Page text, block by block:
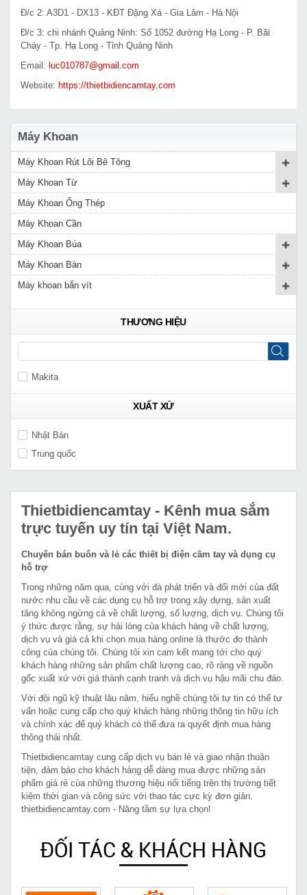
Đ/c 2: A3D1 - DX13 - KĐT Đặng Xá - Gia Lâm - Hà Nội
Đ/c 3: chi nhánh Quảng Ninh: Số 1052 đường Hạ Long - P. Bãi
Cháy - Tp. Hạ Long - Tỉnh Quảng Ninh
Email: luc010787@gmail.com
Website: https://thietbidiencamtay.com
Máy Khoan
Máy Khoan Rút Lõi Bê Tông
Máy Khoan Từ
Máy Khoan Ống Thép
Máy Khoan Cần
Máy Khoan Búa
Máy Khoan Bàn
Máy khoan bắn vít
THƯƠNG HIỆU
Makita
XUẤT XỨ
Nhật Bản
Trung quốc
Thietbidiencamtay - Kênh mua sắm
trực tuyến uy tín tại Việt Nam.
Chuyên bán buôn và lẻ các thiết bị điện cầm tay và dụng cụ
hỗ trợ
Trong những năm qua, cùng với đà phát triển và đổi mới của đất
nước nhu cầu về các dụng cụ hỗ trợ trong xây dựng, sản xuất
tăng không ngừng cả về chất lượng, số lượng, dịch vụ. Chúng tôi
ý thức được rằng, sự hài lòng của khách hàng về chất lượng,
dịch vụ và giá cả khi chọn mua hàng online là thước đo thành
công của chúng tôi. Chúng tôi xin cam kết mang tới cho quý
khách hàng những sản phẩm chất lượng cao, rõ ràng về nguồn
gốc xuất xứ với giá thành cạnh tranh và dịch vụ hậu mãi chu đáo.
Với đội ngũ kỹ thuật lâu năm, hiểu nghề chúng tôi tự tin có thể tư
vấn hoặc cung cấp cho quý khách hàng những thông tin hữu ích
và chính xác để quý khách có thể đưa ra quyết định mua hàng
thông thái nhất.
Thietbidiencamtay cung cấp dịch vụ bán lẻ và giao nhận thuận
tiện, đảm bảo cho khách hàng dễ dàng mua được những sản
phẩm giá rẻ của những thương hiệu nổi tiếng trên thị trường tiết
kiệm thời gian và công sức với thao tác cực kỳ đơn giản.
thietbidiencamtay.com - Nâng tầm sự lựa chọn!
ĐỐI TÁC & KHÁCH HÀNG